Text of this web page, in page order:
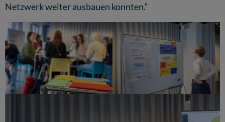
Netzwerk weiter ausbauen konnten.“